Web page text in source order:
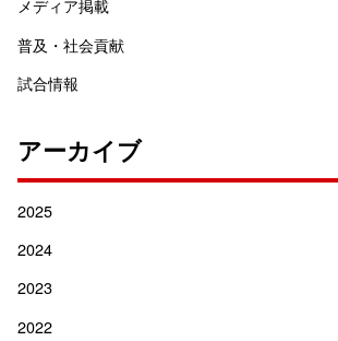
メディア掲載
普及・社会貢献
試合情報
アーカイブ
2025
2024
2023
2022